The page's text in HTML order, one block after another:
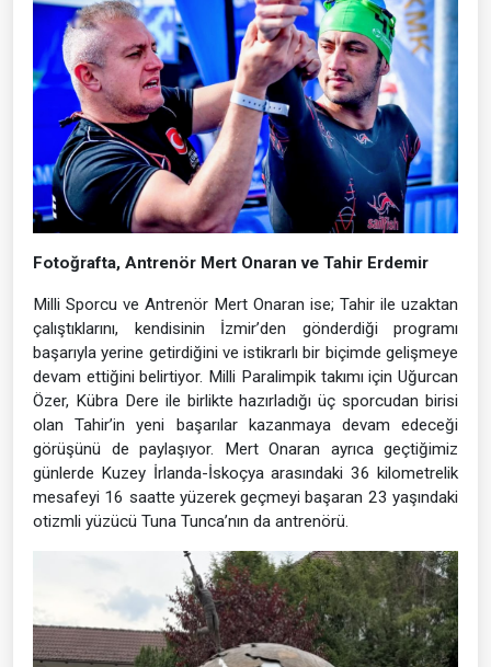
Fotoğrafta, Antrenör Mert Onaran ve Tahir Erdemir
Milli Sporcu ve Antrenör Mert Onaran ise; Tahir ile uzaktan
çalıştıklarını, kendisinin İzmir’den gönderdiği programı
başarıyla yerine getirdiğini ve istikrarlı bir biçimde gelişmeye
devam ettiğini belirtiyor. Milli Paralimpik takımı için Uğurcan
Özer, Kübra Dere ile birlikte hazırladığı üç sporcudan birisi
olan Tahir’in yeni başarılar kazanmaya devam edeceği
görüşünü de paylaşıyor. Mert Onaran ayrıca geçtiğimiz
günlerde Kuzey İrlanda-İskoçya arasındaki 36 kilometrelik
mesafeyi 16 saatte yüzerek geçmeyi başaran 23 yaşındaki
otizmli yüzücü Tuna Tunca’nın da antrenörü.